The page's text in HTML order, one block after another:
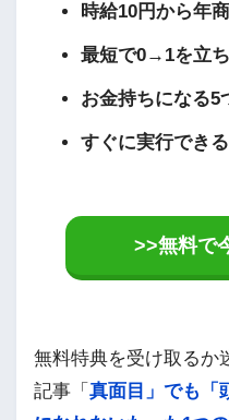
時給10円から年
最短で0→1を立
お金持ちになる5
すぐに実行でき
>>無料で
無料特典を受け取るか
記事「 真面目」でも「